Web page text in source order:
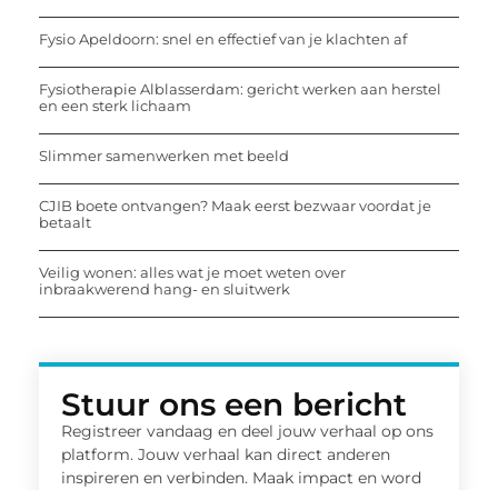
Fysio Apeldoorn: snel en effectief van je klachten af
Fysiotherapie Alblasserdam: gericht werken aan herstel
en een sterk lichaam
Slimmer samenwerken met beeld
CJIB boete ontvangen? Maak eerst bezwaar voordat je
betaalt
Veilig wonen: alles wat je moet weten over
inbraakwerend hang- en sluitwerk
Stuur ons een bericht
Registreer vandaag en deel jouw verhaal op ons
platform. Jouw verhaal kan direct anderen
inspireren en verbinden. Maak impact en word